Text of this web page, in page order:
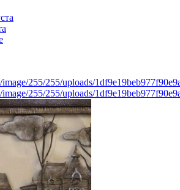
255/255/uploads/
255/255/uploads/